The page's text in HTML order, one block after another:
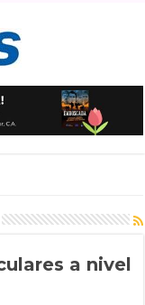
a nivel